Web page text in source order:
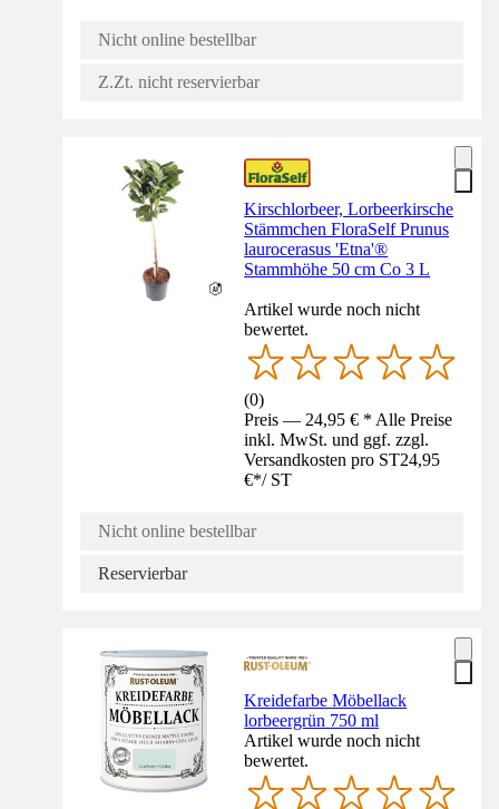
Nicht online bestellbar
Z.Zt. nicht reservierbar
Kirschlorbeer, Lorbeerkirsche
Stämmchen FloraSelf Prunus
laurocerasus 'Etna'®
Stammhöhe 50 cm Co 3 L
Artikel wurde noch nicht
bewertet.
(0)
Preis — 24,95 € * Alle Preise
inkl. MwSt. und ggf. zzgl.
Versandkosten pro ST24,95
€*/ ST
Nicht online bestellbar
Reservierbar
Kreidefarbe Möbellack
lorbeergrün 750 ml
Artikel wurde noch nicht
bewertet.